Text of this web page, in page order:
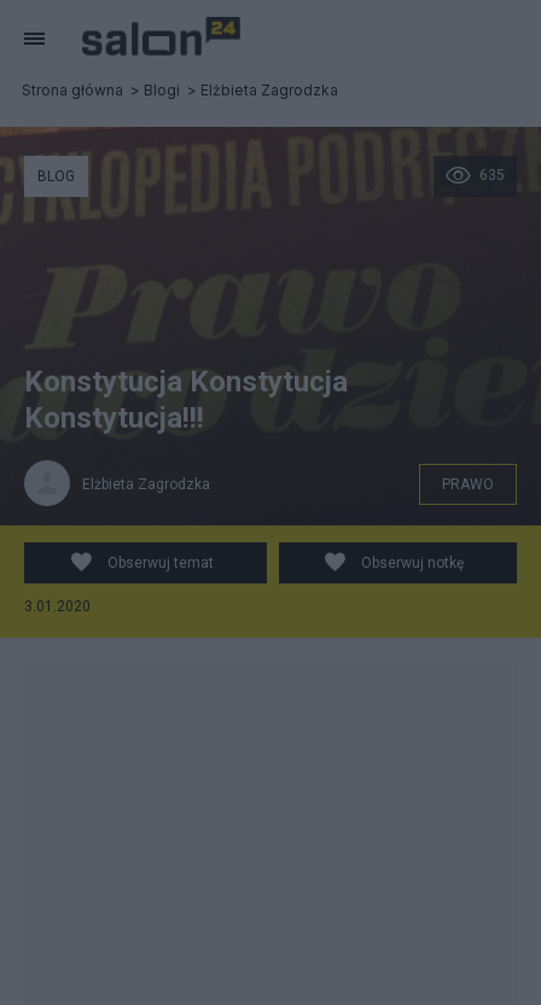
Strona główna Blogi Elżbieta Zagrodzka
E. Zagrodzka
635
BLOG
Konstytucja Konstytucja
Konstytucja!!!
Elżbieta Zagrodzka PRAWO
Obserwuj temat Obserwuj notkę
3.01.2020